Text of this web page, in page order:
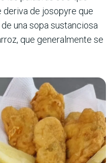
deriva de josopyre que
una sopa sustanciosa
que generalmente se